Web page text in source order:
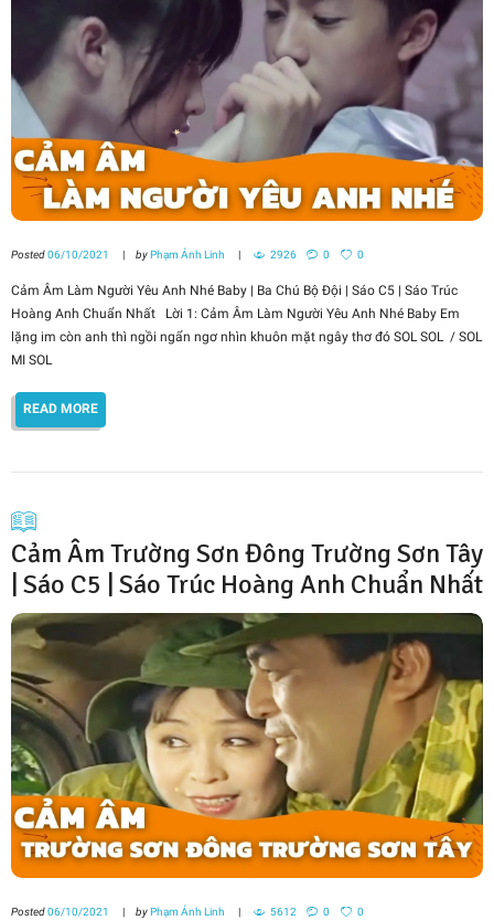
Posted06/10/2021 byPhạm Ánh Linh 2926 0 0
Cảm Âm Làm Người Yêu Anh Nhé Baby | Ba Chú Bộ Đội | Sáo C5 | Sáo Trúc
Hoàng Anh Chuẩn Nhất Lời 1: Cảm Âm Làm Người Yêu Anh Nhé Baby Em
lặng im còn anh thì ngồi ngẩn ngơ nhìn khuôn mặt ngây thơ đó SOL SOL / SOL
MI SOL
READ MORE
Cảm Âm Trường Sơn Đông Trường Sơn Tây
| Sáo C5 | Sáo Trúc Hoàng Anh Chuẩn Nhất
Posted06/10/2021 by Phạm Ánh Linh 5612 0 0